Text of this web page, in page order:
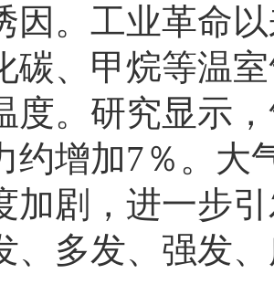
因。工业革命
碳、甲烷等温
度。研究显示
约增加7％。大
加剧，进一步
、多发、强发